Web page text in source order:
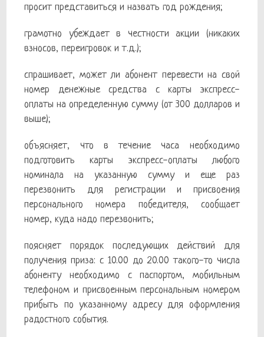
просит представиться и назвать год рождения;
грамотно убеждает в честности акции (никаких
взносов, переигровок и т.д.);
спрашивает, может ли абонент перевести на свой
номер денежные средства с карты экспресс-
оплаты на определенную сумму (от 300 долларов и
выше);
объясняет, что в течение часа необходимо
подготовить карты экспресс-оплаты любого
номинала на указанную сумму и еще раз
перезвонить для регистрации и присвоения
персонального номера победителя, сообщает
номер, куда надо перезвонить;
поясняет порядок последующих действий для
получения приза: с 10.00 до 20.00 такого-то числа
абоненту необходимо с паспортом, мобильным
телефоном и присвоенным персональным номером
прибыть по указанному адресу для оформления
радостного события.